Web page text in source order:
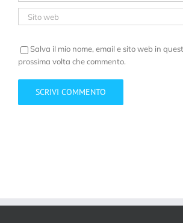
Salva il mio nome, email e sito web in
prossima volta che commento.